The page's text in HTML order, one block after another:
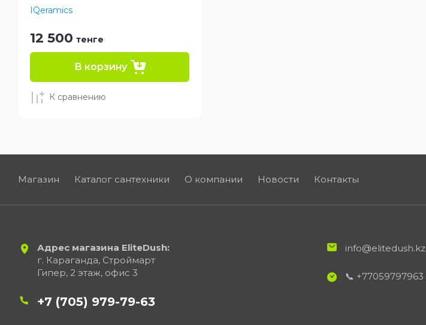
IQeramics
12 500 тенге
В корзину
К сравнению
Магазин Каталог сантехники О компании Новости Контакты
Адрес магазина EliteDush:
г. Караганда, Строймарт
Гипер, 2 этаж, офис 3
+7 (705) 979-79-63
info@elitedush.kz
📞 +77059797963